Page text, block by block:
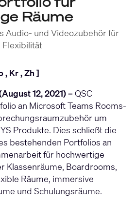
Räume
Audio- und Videozubehör für
Flexibilität
, Kr,Zh ]
12, 2021) – QSC
an Microsoft Teams Rooms-
um
Produkte. Dies schließt die
bestehenden Portfolios an
für hochwertige
Klassenräume, Boardrooms,
Räume, immersive
und Schulungsräume.